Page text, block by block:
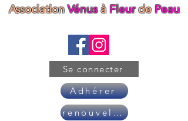
AssociationVénus à Fleurde Peau
Se connecter
Adhérer
renouveler son adhésion